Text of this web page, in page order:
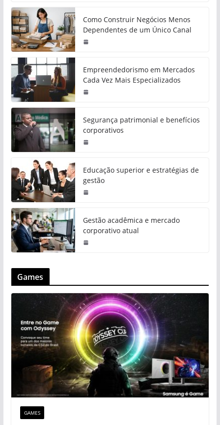
Como Construir Negócios Menos
Dependentes de um Único Canal
Empreendedorismo em Mercados
Cada Vez Mais Especializados
Segurança patrimonial e benefícios
corporativos
Educação superior e estratégias de
gestão
Gestão acadêmica e mercado
corporativo atual
Games
GAMES